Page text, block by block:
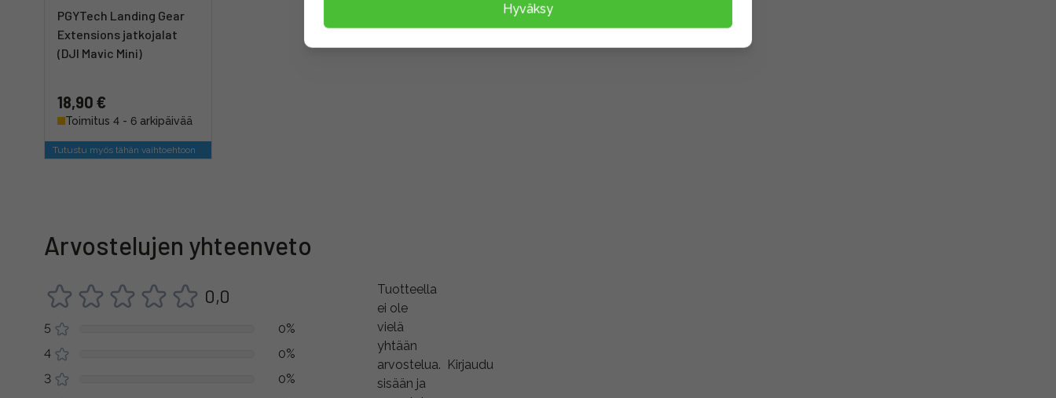
PGYTech Landing Gear
Extensions jatkojalat
(DJI Mavic Mini)
18,90 €
Toimitus 4 - 6 arkipäivää
Tutustu myös tähän vaihtoehtoon
Arvostelujen yhteenveto
0,0
5
0%
4
0%
3
0%
Tuotteella
ei ole
vielä
yhtään
arvostelua. Kirjaudu
sisään ja
Hyväksy